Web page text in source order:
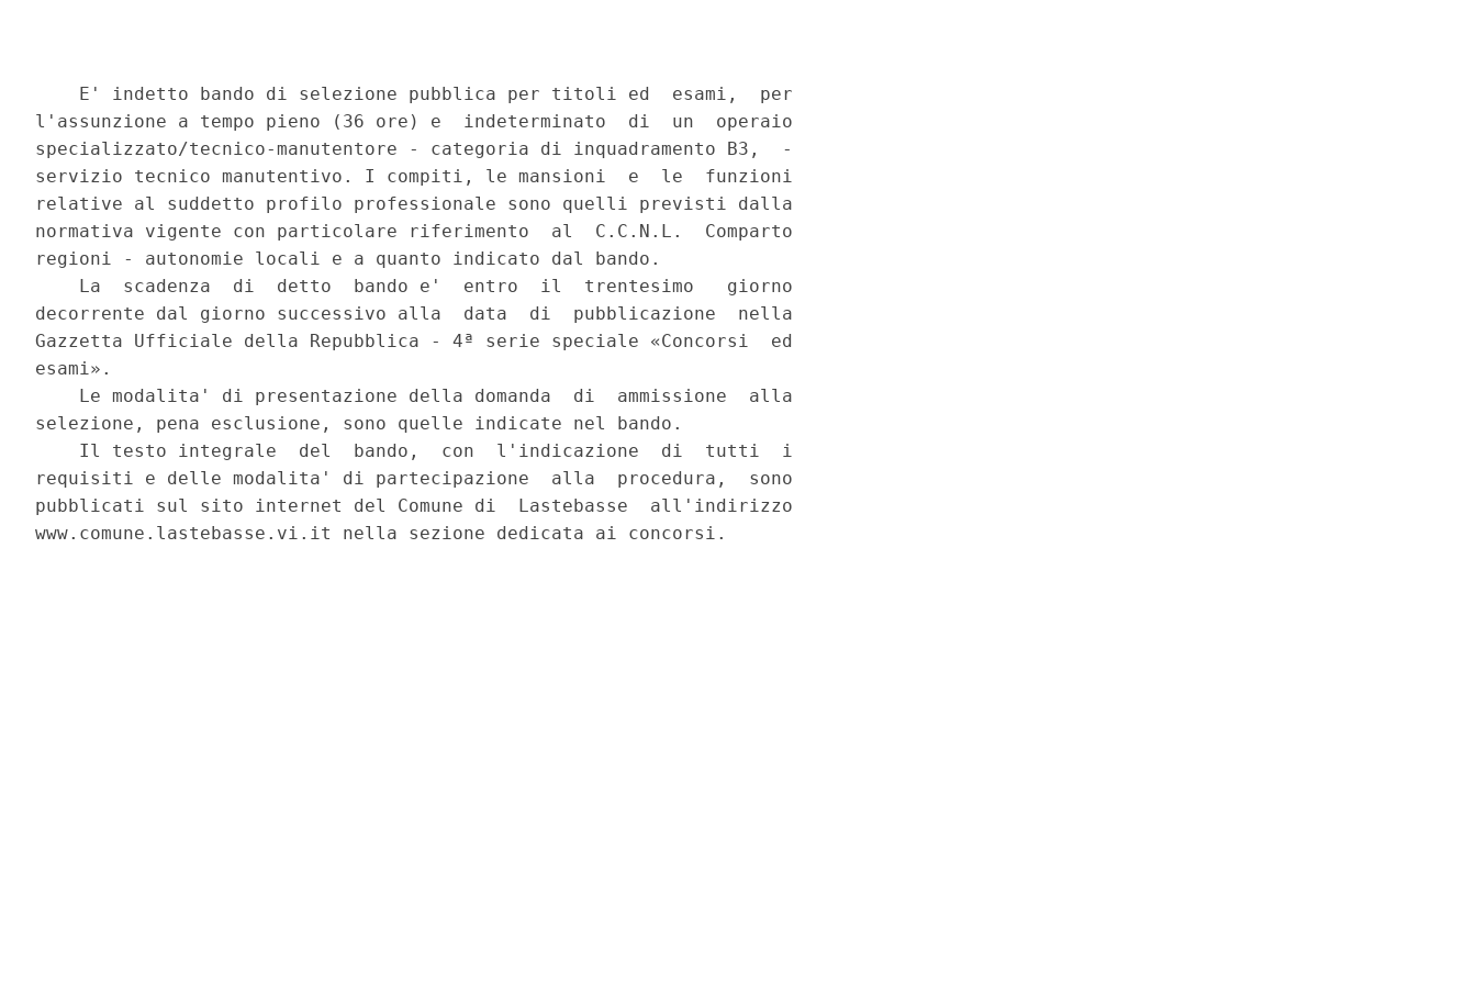
    E' indetto bando di selezione pubblica per titoli ed  esami,  per
l'assunzione a tempo pieno (36 ore) e  indeterminato  di  un  operaio
specializzato/tecnico-manutentore - categoria di inquadramento B3,  -
servizio tecnico manutentivo. I compiti, le mansioni  e  le  funzioni
relative al suddetto profilo professionale sono quelli previsti dalla
normativa vigente con particolare riferimento  al  C.C.N.L.  Comparto
regioni - autonomie locali e a quanto indicato dal bando.
    La  scadenza  di  detto  bando e'  entro  il  trentesimo   giorno
decorrente dal giorno successivo alla  data  di  pubblicazione  nella
Gazzetta Ufficiale della Repubblica - 4ª serie speciale «Concorsi  ed
esami».
    Le modalita' di presentazione della domanda  di  ammissione  alla
selezione, pena esclusione, sono quelle indicate nel bando.
    Il testo integrale  del  bando,  con  l'indicazione  di  tutti  i
requisiti e delle modalita' di partecipazione  alla  procedura,  sono
pubblicati sul sito internet del Comune di  Lastebasse  all'indirizzo
www.comune.lastebasse.vi.it nella sezione dedicata ai concorsi.